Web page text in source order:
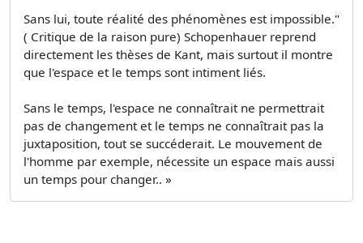
Sans lui, toute réalité des phénomènes est impossible."
( Critique de la raison pure) Schopenhauer reprend
directement les thèses de Kant, mais surtout il montre
que l'espace et le temps sont intiment liés.
Sans le temps, l'espace ne connaîtrait ne permettrait
pas de changement et le temps ne connaîtrait pas la
juxtaposition, tout se succéderait. Le mouvement de
l'homme par exemple, nécessite un espace mais aussi
un temps pour changer.. »